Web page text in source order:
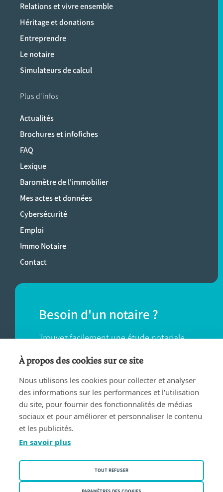
Relations et vivre ensemble
Héritage et donations
Entreprendre
Le notaire
Simulateurs de calcul
Plus d'infos
Actualités
Brochures et infofiches
FAQ
Lexique
Baromètre de l'immobilier
Mes actes et données
Cybersécurité
Emploi
Immo Notaire
Contact
Besoin d'un notaire ?
Trouvez facilement une étude notariale
près de chez vous.
TROUVER UN NOTAIRE
Conditions d'utilisation
À propos des cookies sur ce site
Nous utilisons les cookies pour collecter et analyser
des informations sur les performances et l'utilisation
du site, pour fournir des fonctionnalités de médias
sociaux et pour améliorer et personnaliser le contenu
et les publicités.
En savoir plus
TOUT REFUSER